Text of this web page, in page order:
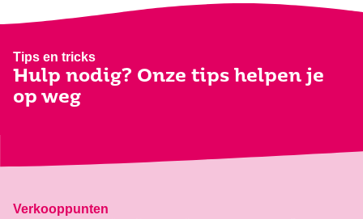
Tips en tricks
Hulp nodig? Onze tips helpen je
op weg
Verkooppunten